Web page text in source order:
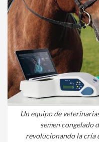
Un equipo de
semen congelado
revolucionando la cría